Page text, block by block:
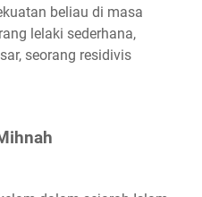
beliau di masa
lelaki sederhana,
seorang residivis